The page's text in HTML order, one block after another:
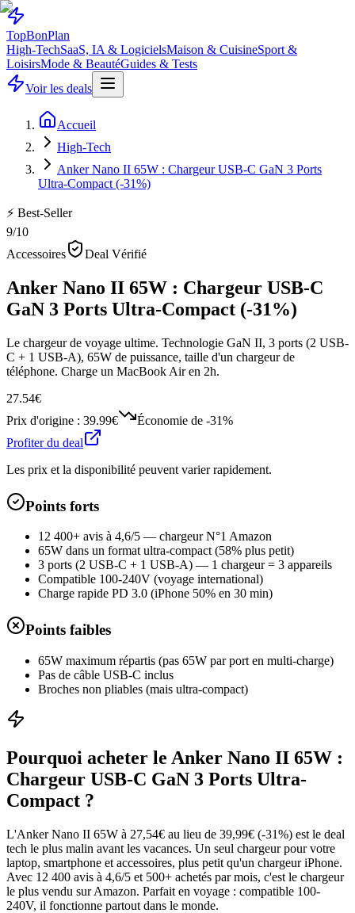
TopBonPlan
High-TechSaaS, IA & LogicielsMaison & CuisineSport &
LoisirsMode & BeautéGuides & Tests
Voir les deals
Accueil
High-Tech
Anker Nano II 65W : Chargeur USB-C GaN 3 Ports
Ultra-Compact (-31%)
⚡ Best-Seller
9/10
Accessoires
Deal Vérifié
Anker Nano II 65W : Chargeur USB-C
GaN 3 Ports Ultra-Compact (-31%)
Le chargeur de voyage ultime. Technologie GaN II, 3 ports (2 USB-
C + 1 USB-A), 65W de puissance, taille d'un chargeur de
téléphone. Charge un MacBook Air en 2h.
27.54€
Prix d'origine : 39.99€ Économie de -31%
Profiter du deal
Les prix et la disponibilité peuvent varier rapidement.
Points forts
12 400+ avis à 4,6/5 — chargeur N°1 Amazon
65W dans un format ultra-compact (58% plus petit)
3 ports (2 USB-C + 1 USB-A) — 1 chargeur = 3 appareils
Compatible 100-240V (voyage international)
Charge rapide PD 3.0 (iPhone 50% en 30 min)
Points faibles
65W maximum répartis (pas 65W par port en multi-charge)
Pas de câble USB-C inclus
Broches non pliables (mais ultra-compact)
Pourquoi acheter le Anker Nano II 65W :
Chargeur USB-C GaN 3 Ports Ultra-
Compact ?
L'Anker Nano II 65W à 27,54€ au lieu de 39,99€ (-31%) est le deal
tech le plus malin avant les vacances. Un seul chargeur pour votre
laptop, smartphone et accessoires, plus petit qu'un chargeur iPhone.
Avec 12 400 avis à 4,6/5 et 500+ achetés par mois, c'est le chargeur
le plus vendu sur Amazon. Parfait en voyage : compatible 100-
240V, il fonctionne partout dans le monde.